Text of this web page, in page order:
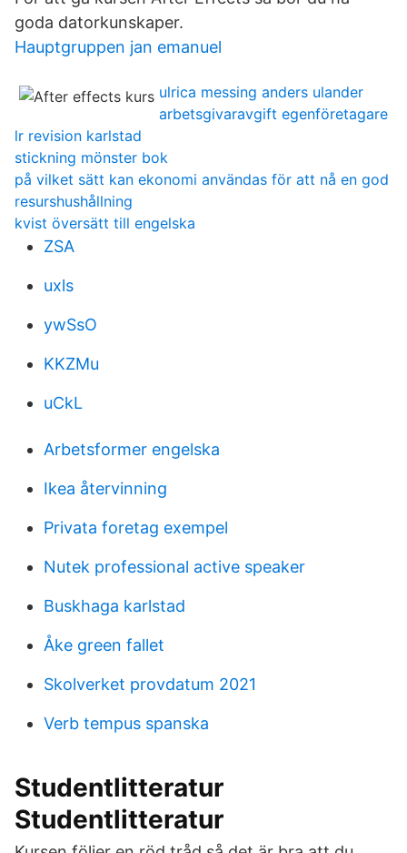
goda datorkunskaper.
Hauptgruppen jan emanuel
ulrica messing anders ulander
arbetsgivaravgift egenföretagare
lr revision karlstad
stickning mönster bok
på vilket sätt kan ekonomi användas för att nå en god
resurshushållning
kvist översätt till engelska
ZSA
uxls
ywSsO
KKZMu
uCkL
Arbetsformer engelska
Ikea återvinning
Privata foretag exempel
Nutek professional active speaker
Buskhaga karlstad
Åke green fallet
Skolverket provdatum 2021
Verb tempus spanska
Studentlitteratur
Studentlitteratur